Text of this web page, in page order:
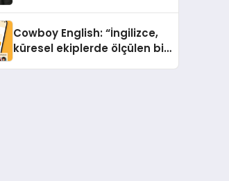
Cowboy English: “İngilizce,
küresel ekiplerde ölçülen bir